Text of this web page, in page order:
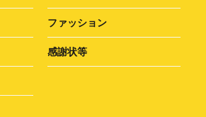
ファッション
感謝状等